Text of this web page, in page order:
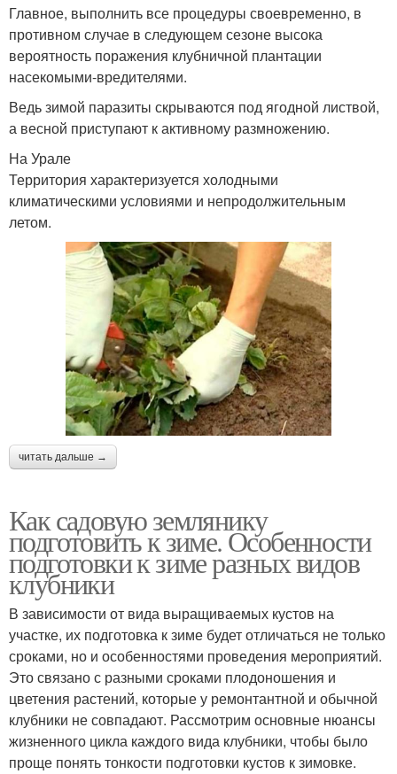
Главное, выполнить все процедуры своевременно, в
противном случае в следующем сезоне высока
вероятность поражения клубничной плантации
насекомыми-вредителями.
Ведь зимой паразиты скрываются под ягодной листвой,
а весной приступают к активному размножению.
На Урале
Территория характеризуется холодными
климатическими условиями и непродолжительным
летом.
читать дальше →
Как садовую землянику
подготовить к зиме. Особенности
подготовки к зиме разных видов
клубники
В зависимости от вида выращиваемых кустов на
участке, их подготовка к зиме будет отличаться не только
сроками, но и особенностями проведения мероприятий.
Это связано с разными сроками плодоношения и
цветения растений, которые у ремонтантной и обычной
клубники не совпадают. Рассмотрим основные нюансы
жизненного цикла каждого вида клубники, чтобы было
проще понять тонкости подготовки кустов к зимовке.